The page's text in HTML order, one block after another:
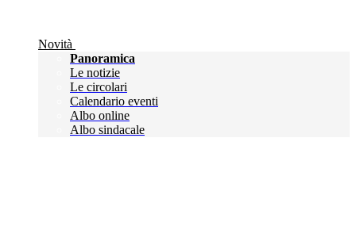
Novità
Panoramica
Le notizie
Le circolari
Calendario eventi
Albo online
Albo sindacale